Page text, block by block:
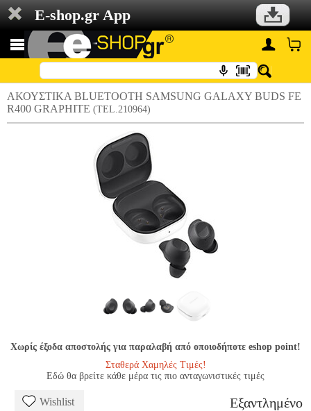
E-shop.gr App
ΑΚΟΥΣΤΙΚΑ BLUETOOTH SAMSUNG GALAXY BUDS FE
R400 GRAPHITE (TEL.210964)
Χωρίς έξοδα αποστολής για παραλαβή από οποιοδήποτε eshop point!
Σταθερά Χαμηλές Τιμές!
Εδώ θα βρείτε κάθε μέρα τις πιο ανταγωνιστικές τιμές
Wishlist Εξαντλημένο